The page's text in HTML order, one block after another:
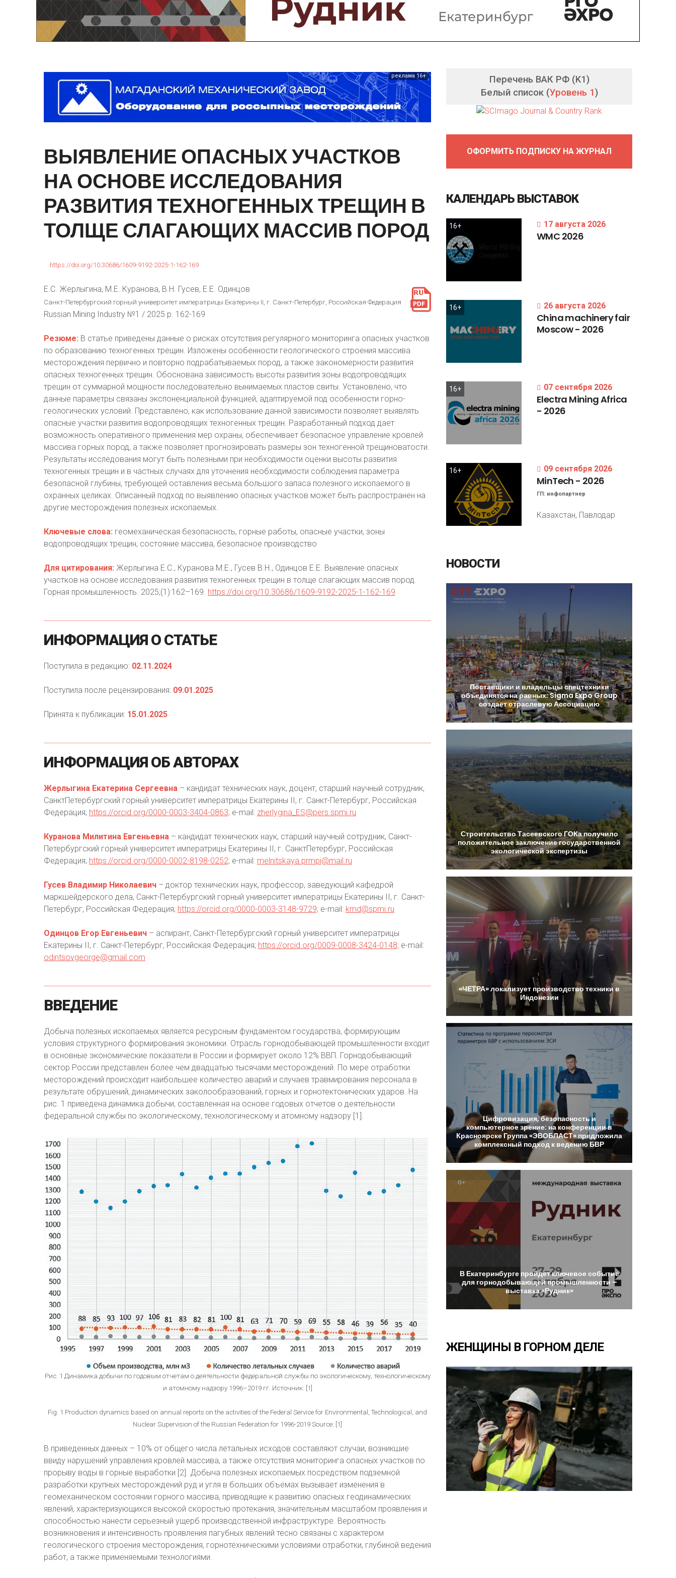
Предприятия и компании
Интервью
Выставки, Конференции
реклама 16+
ВЫЯВЛЕНИЕОПАСНЫХУЧАСТКОВ
НАОСНОВЕИССЛЕДОВАНИЯ
РАЗВИТИЯТЕХНОГЕННЫХТРЕЩИН В
ТОЛЩЕСЛАГАЮЩИХМАССИВ ПОРОД
https://doi.org/10.30686/1609-9192-2025-1-162-169
Е.С. Жерлыгина, М.Е. Куранова, В.Н. Гусев, Е.Е. Одинцов
Санкт-Петербургский горный университет императрицы Екатерины II, г. Санкт-Петербург, Российская Федерация
Russian Mining Industry №1 / 2025 p. 162-169
Резюме: В статье приведены данные о рисках отсутствия регулярного мониторинга опасных участков
по образованию техногенных трещин. Изложены особенности геологического строения массива
месторождения первично и повторно подрабатываемых пород, а также закономерности развития
опасных техногенных трещин. Обоснована зависимость высоты развития зоны водопроводящих
трещин от суммарной мощности последовательно вынимаемых пластов свиты. Установлено, что
данные параметры связаны экспоненциальной функцией, адаптируемой под особенности горно-
геологических условий. Представлено, как использование данной зависимости позволяет выявлять
опасные участки развития водопроводящих техногенных трещин. Разработанный подход дает
возможность оперативного применения мер охраны, обеспечивает безопасное управление кровлей
массива горных пород, а также позволяет прогнозировать размеры зон техногенной трещиноватости.
Результаты исследования могут быть полезными при необходимости оценки высоты развития
техногенных трещин и в частных случаях для уточнения необходимости соблюдения параметра
безопасной глубины, требующей оставления весьма большого запаса полезного ископаемого в
охранных целиках. Описанный подход по выявлению опасных участков может быть распространен на
другие месторождения полезных ископаемых.
Ключевые слова: геомеханическая безопасность, горные работы, опасные участки, зоны
водопроводящих трещин, состояние массива, безопасное производство
Для цитирования: Жерлыгина Е.С., Куранова М.Е., Гусев В.Н., Одинцов Е.Е. Выявление опасных
участков на основе исследования развития техногенных трещин в толще слагающих массив пород.
Горная промышленность. 2025;(1):162–169. https://doi.org/10.30686/1609-9192-2025-1-162-169
ИНФОРМАЦИЯ О СТАТЬЕ
Поступила в редакцию: 02.11.2024
Поступила после рецензирования: 09.01.2025
Принята к публикации: 15.01.2025
ИНФОРМАЦИЯ ОБАВТОРАХ
Жерлыгина Екатерина Сергеевна – кандидат технических наук, доцент, старший научный сотрудник,
СанктПетербургский горный университет императрицы Екатерины II, г. Санкт-Петербург, Российская
Федерация; https://orcid.org/0000-0003-3404-0863; e-mail: zherlygina_ES@pers.spmi.ru
Куранова Милитина Евгеньевна – кандидат технических наук, старший научный сотрудник, Санкт-
Петербургский горный университет императрицы Екатерины II, г. СанктПетербург, Российская
Федерация; https://orcid.org/0000-0002-8198-0252; e-mail: melnitskaya.prmpi@mail.ru
Гусев Владимир Николаевич – доктор технических наук, профессор, заведующий кафедрой
маркшейдерского дела, Санкт-Петербургский горный университет императрицы Екатерины II, г. Санкт-
Петербург, Российская Федерация; https://orcid.org/0000-0003-3148-9729; e-mail: kmd@spmi.ru
Одинцов Егор Евгеньевич – аспирант, Санкт-Петербургский горный университет императрицы
Екатерины II, г. Санкт-Петербург, Российская Федерация; https://orcid.org/0009-0008-3424-0148; e-mail:
odintsovgeorge@gmail.com
ВВЕДЕНИЕ
Добыча полезных ископаемых является ресурсным фундаментом государства, формирующим
условия структурного формирования экономики. Отрасль горнодобывающей промышленности входит
в основные экономические показатели в России и формирует около 12% ВВП. Горнодобывающий
сектор России представлен более чем двадцатью тысячами месторождений. По мере отработки
месторождений происходит наибольшее количество аварий и случаев травмирования персонала в
результате обрушений, динамических заколообразований, горных и горнотектонических ударов. На
рис. 1 приведена динамика добычи, составленная на основе годовых отчетов о деятельности
федеральной службы по экологическому, технологическому и атомному надзору [1].
Рис. 1 Динамика добычи по годовым отчетам о деятельности федеральной службы по экологическому, технологическому
и атомному надзору 1996–2019 гг. Источник: [1]
Fig. 1 Production dynamics based on annual reports on the activities of the Federal Service for Environmental, Technological, and
Nuclear Supervision of the Russian Federation for 1996-2019 Source: [1]
В приведенных данных – 10% от общего числа летальных исходов составляют случаи, возникшие
ввиду нарушений управления кровлей массива, а также отсутствия мониторинга опасных участков по
прорыву воды в горные выработки [2]. Добыча полезных ископаемых посредством подземной
разработки крупных месторождений руд и угля в больших объемах вызывает изменения в
геомеханическом состоянии горного массива, приводящие к развитию опасных геодинамических
явлений, характеризующихся высокой скоростью протекания, значительным масштабом проявления и
способностью нанести серьезный ущерб производственной инфраструктуре. Вероятность
возникновения и интенсивность проявления пагубных явлений тесно связаны с характером
геологического строения месторождения, горнотехническими условиями отработки, глубиной ведения
работ, а также применяемыми технологиями.
Перечень ВАК РФ (K1)
Белый список (Уровень 1)
ОФОРМИТЬ ПОДПИСКУ НА ЖУРНАЛ
КАЛЕНДАРЬ ВЫСТАВОК
16+ 17 августа 2026
WMC 2026
16+ 26 августа 2026
Chinamachineryfair
Moscow- 2026
16+ 07 сентября 2026
Electra MiningAfrica
- 2026
16+ 09 сентября 2026
MinTech - 2026
ГП: инфопартнер
Казахстан, Павлодар
НОВОСТИ
Поставщики и владельцыспецтехники
объединятсянаравных:SigmaExpoGroup
создаетотраслевуюАссоциацию
СтроительствоТасеевскогоГОКаполучило
положительноезаключениегосударственной
экологическойэкспертизы
«ЧЕТРА»локализует производство техникив
Индонезии
Цифровизация,безопасностьи
компьютерноезрение: на конференциив
Красноярске Группа«ЭВОБЛАСТ» предложила
комплексный подход к ведению БВР
В Екатеринбурге пройдетключевоесобытие
для горнодобывающейпромышленности –
выставка«Рудник»
ЖЕНЩИНЫ В ГОРНОМ ДЕЛЕ